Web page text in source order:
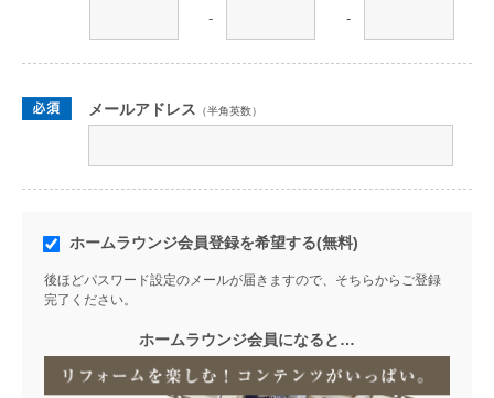
- -
メールアドレス （半角英数）
ホームラウンジ会員登録を希望する(無料)
後ほどパスワード設定のメールが届きますので、そちらからご登録
完了ください。
ホームラウンジ会員になると…